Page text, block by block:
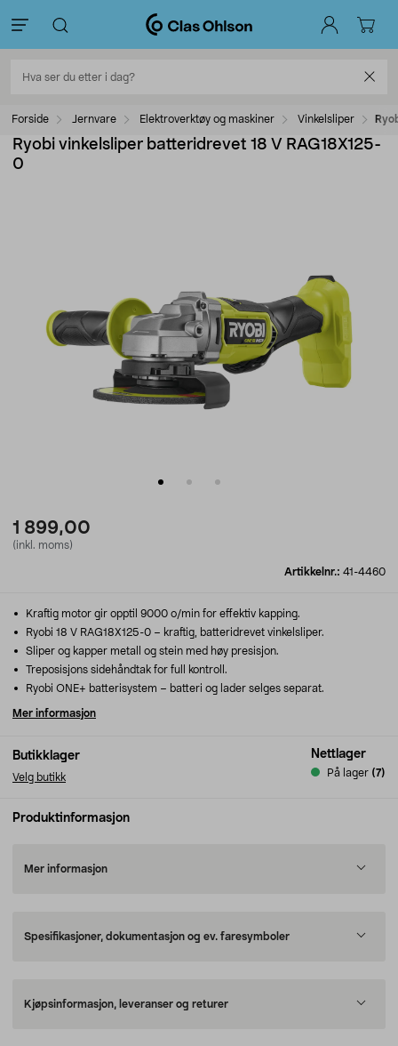
Forside Jernvare Elektroverktøy og maskiner Vinkelsliper
Ryobi vinkelsliper batteridrevet 18 V RAG18X125-
0
1 899,00
(inkl. moms)
Artikkelnr.: 41-4460
Butikklager
Velg butikk
Nettlager
På lager (7)
Kraftig motor gir opptil 9000 o/min for effektiv kapping.
Ryobi 18 V RAG18X125-0 – kraftig, batteridrevet vinkelsliper.
Sliper og kapper metall og stein med høy presisjon.
Treposisjons sidehåndtak for full kontroll.
Ryobi ONE+ batterisystem – batteri og lader selges separat.
Mer informasjon
Produktinformasjon
Mer informasjon
Spesifikasjoner, dokumentasjon og ev. faresymboler
Kjøpsinformasjon, leveranser og returer